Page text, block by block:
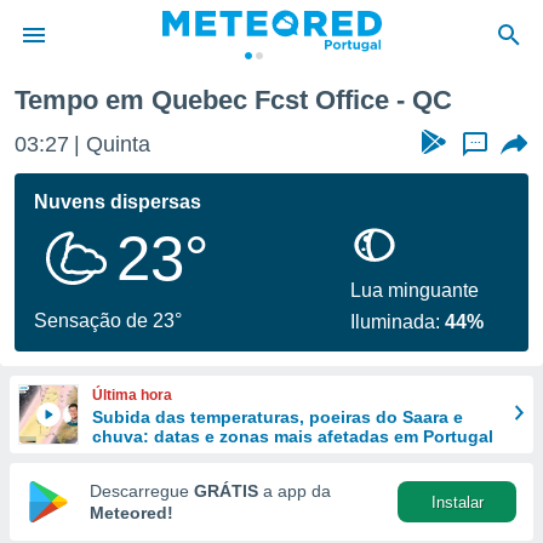
da
foi
fornecidas
a este
das
e
forma
digital
Tempo em Quebec Fcst Office - QC
03:27 Quinta ...
Nuvens dispersas
23°
Sensação de 23°
Lua minguante
Iluminada:44%
Última hora
Subida das temperaturas, poeiras do Saara e
chuva: datas e zonas mais afetadas em Portugal
Descarregue GRÁTIS a app da
Meteored!
Instalar